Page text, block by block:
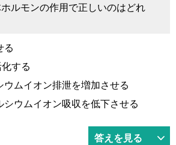
ホルモンの作用で正しいのはどれ
る
する
ウムイオン排泄を増加させる
シウムイオン吸収を低下させる
答えを見る